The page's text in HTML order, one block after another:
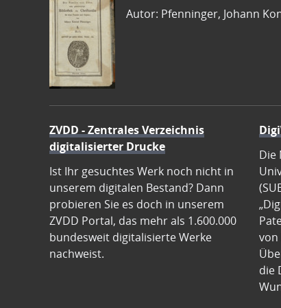
Autor: Pfenninger, Johann
ZVDD - Zentrales Verzeichnis
digitalisierter Drucke
Ist Ihr gesuchtes Werk noch nicht in
unserem digitalen Bestand? Dann
probieren Sie es doch in unserem
ZVDD Portal, das mehr als 1.600.000
bundesweit digitalisierte Werke
nachweist.
Die
von
die